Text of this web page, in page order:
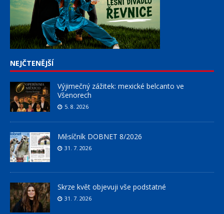
NEJČTENĚJŠÍ
Výjimečný zážitek: mexické belcanto ve
Všenorech
5. 8. 2026
Měsíčník DOBNET 8/2026
31. 7. 2026
Skrze květ objevuji vše podstatné
31. 7. 2026